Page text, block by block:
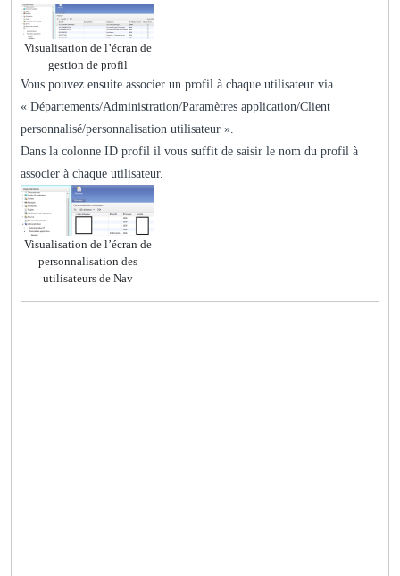
Visualisation de l’écran de
gestion de profil
Vous pouvez ensuite associer un profil à chaque utilisateur via
« Départements/Administration/Paramètres application/Client
personnalisé/personnalisation utilisateur ».
Dans la colonne ID profil il vous suffit de saisir le nom du profil à
associer à chaque utilisateur.
Visualisation de l’écran de
personnalisation des
utilisateurs de Nav